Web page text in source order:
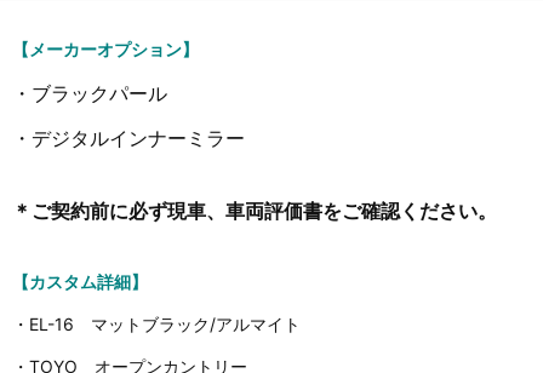
【メーカーオプション】
・ブラックパール
・デジタルインナーミラー
＊ご契約前に必ず現車、車両評価書をご確認ください。
【カスタム詳細】
・EL-16 マットブラック/アルマイト
・TOYO オープンカントリー